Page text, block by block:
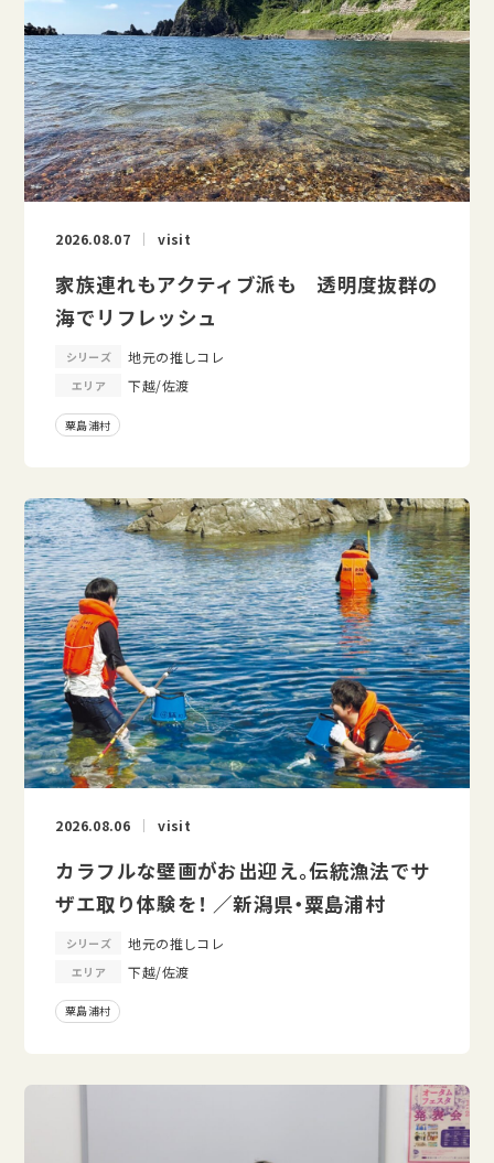
2026.08.07 visit
家族連れもアクティブ派も 透明度抜群の
海でリフレッシュ
シリーズ 地元の推しコレ
エリア 下越/佐渡
粟島浦村
2026.08.06 visit
カラフルな壁画がお出迎え。伝統漁法でサ
ザエ取り体験を！ ／新潟県・粟島浦村
シリーズ 地元の推しコレ
エリア 下越/佐渡
粟島浦村